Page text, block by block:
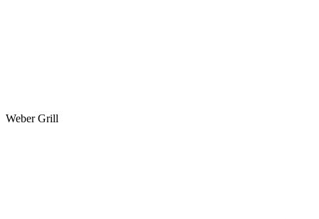
Weber Grill